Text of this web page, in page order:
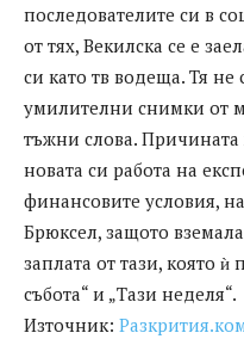
последователите си в
от тях, Векилска се е
си като тв водеща. Тя
умилителни снимки от
тъжни слова. Причината
новата си работа на
финансовите условия,
Брюксел, защото
заплата от тази, която
събота“ и „Тази неделя“.
Източник: